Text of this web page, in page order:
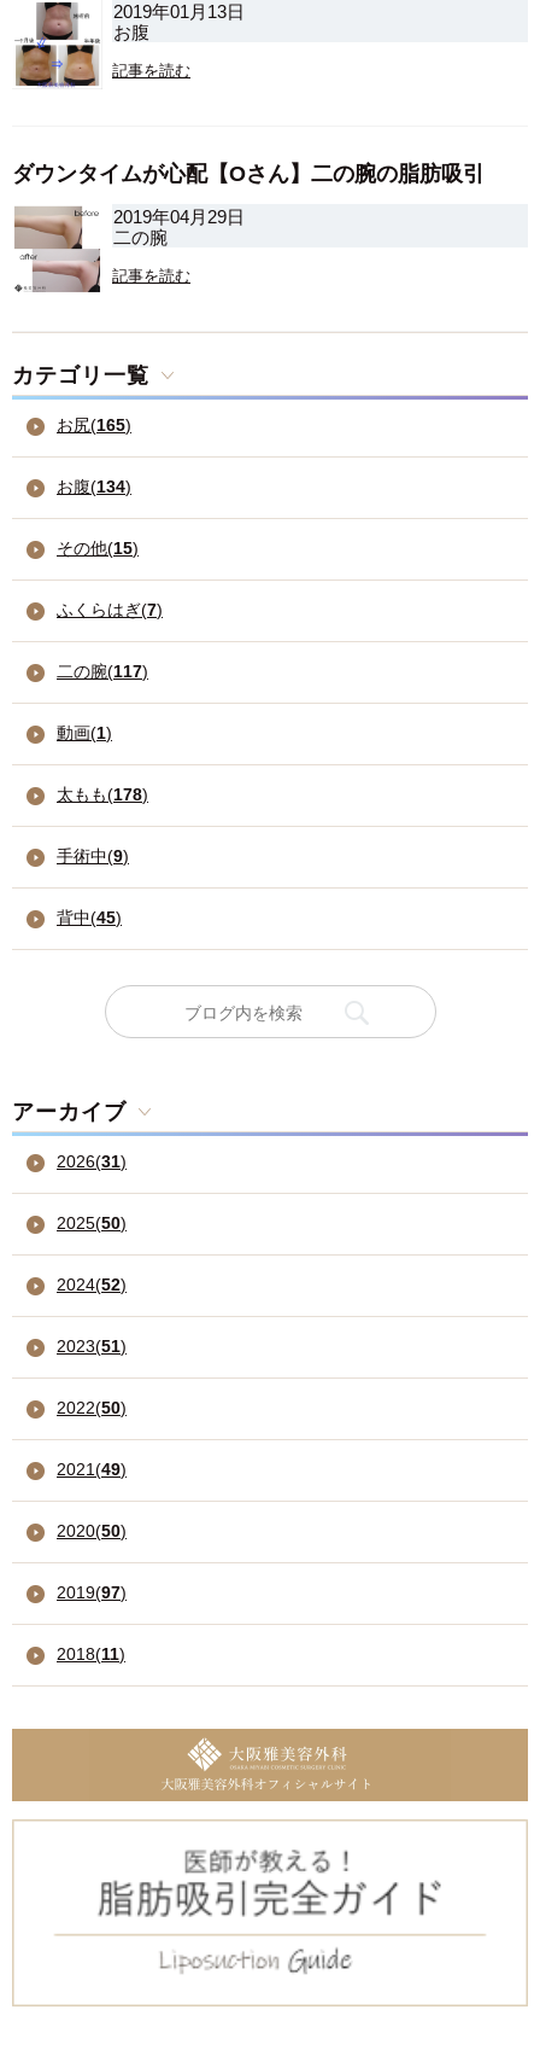
2019年01月13日
お腹
記事を読む
ダウンタイムが心配【Oさん】二の腕の脂肪吸引
2019年04月29日
二の腕
記事を読む
カテゴリ一覧
お尻(165)
お腹(134)
その他(15)
ふくらはぎ(7)
二の腕(117)
動画(1)
太もも(178)
手術中(9)
背中(45)
アーカイブ
2026(31)
2025(50)
2024(52)
2023(51)
2022(50)
2021(49)
2020(50)
2019(97)
2018(11)